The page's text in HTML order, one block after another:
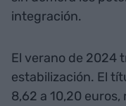
integración.
El verano de 2024
estabilización. El
8,62 a 10,20